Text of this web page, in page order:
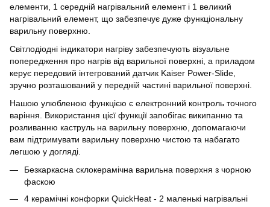
елементи, 1 середній нагрівальний елемент і 1 великий
нагрівальний елемент, що забезпечує дуже функціональну
варильну поверхню.
Світлодіодні індикатори нагріву забезпечують візуальне
попередження про нагрів від варильної поверхні, а приладом
керує передовий інтегрований датчик Kaiser Power-Slide,
зручно розташований у передній частині варильної поверхні.
Нашою улюбленою функцією є електронний контроль точного
варіння. Використання цієї функції запобігає википанню та
розливанню каструль на варильну поверхню, допомагаючи
вам підтримувати варильну поверхню чистою та набагато
легшою у догляді.
Безкаркасна склокерамічна варильна поверхня з чорною
фаскою
4 керамічні конфорки QuickHeat - 2 маленькі нагрівальні